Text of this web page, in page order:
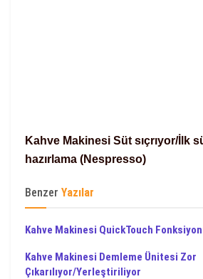
Kahve Makinesi Süt sıçrıyor/İlk
hazırlama (Nespresso)
Benzer Yazılar
Kahve Makinesi QuickTouch
Kahve Makinesi Demleme Ünitesi Zor
Çıkarılıyor/Yerleştiriliyor